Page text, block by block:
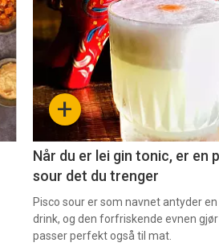
akkurat
nå
-
+
Når du er lei gin tonic, er en
sour det du trenger
Pisco sour er som navnet antyder
drink, og den forfriskende evnen
passer perfekt også til mat.